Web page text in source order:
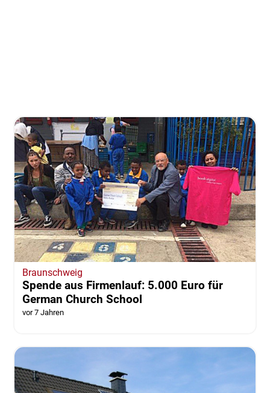
Braunschweig
Spende aus Firmenlauf: 5.000 Euro für
German Church School
vor 7 Jahren